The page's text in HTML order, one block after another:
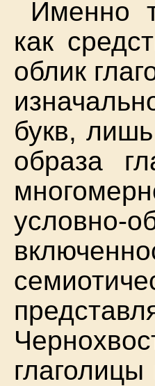
Именно
как
облик
букв,
образа
условно-